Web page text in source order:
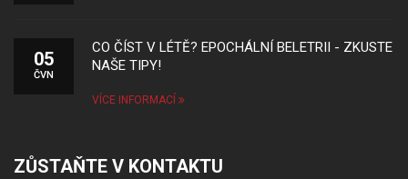
05
ČVN
CO ČÍST V LÉTĚ? EPOCHÁLNÍ BELETRII - ZKUSTE
NAŠE TIPY!
VÍCE INFORMACÍ
ZŮSTAŇTE V KONTAKTU